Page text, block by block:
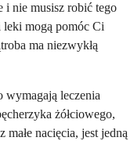
i nie musisz robić tego
leki mogą pomóc Ci
ma niezwykłą
wymagają leczenia
żółciowego,
nacięcia, jest jedną